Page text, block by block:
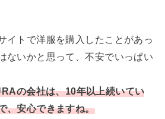
イトで洋服を購入したことがあっ
ないかと思って、不安でいっぱい
の会社は、10年以上続いてい
、安心できますね。